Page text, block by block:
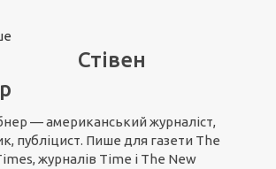
Стівен
— американський журналіст,
публіцист. Пише для газети The
журналів Time і The New